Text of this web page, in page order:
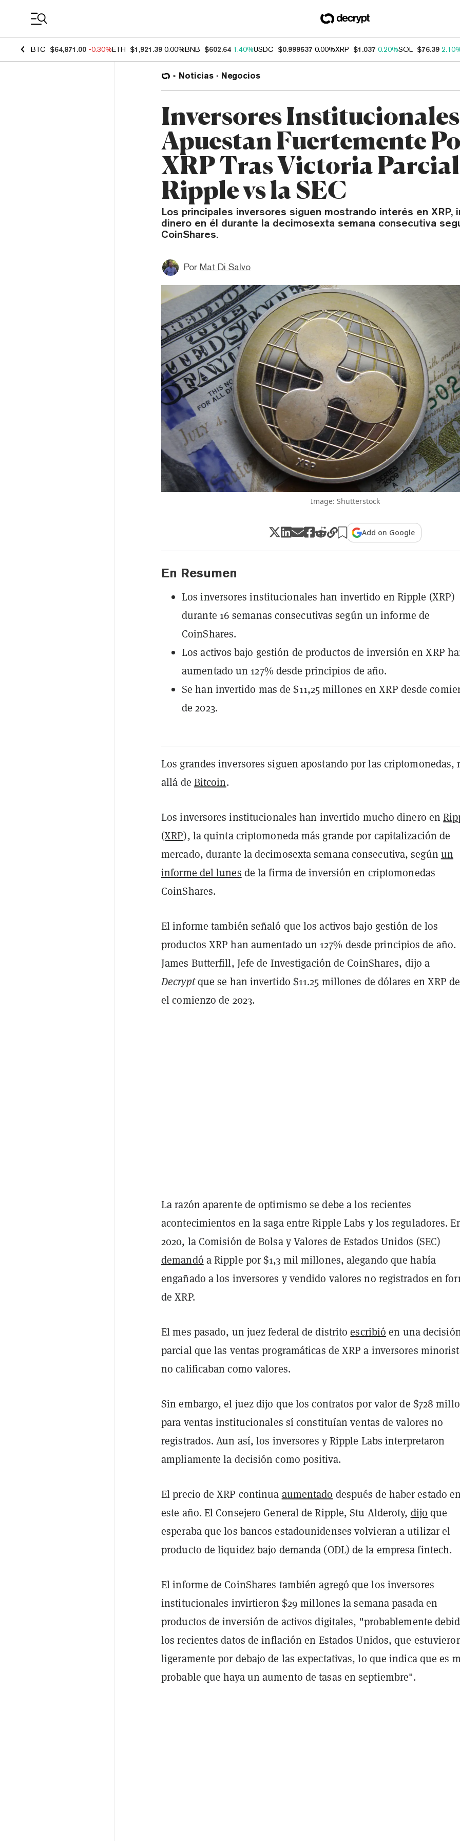
BTC $64,871.00 -0.30%ETH $1,921.39 0.00%BNB $602.64 1.40%USDC $0.999537 0.00%XRP $1.037 0.20%SOL $76.39
Noticias Negocios
Inversores Institucionales
Apuestan Fuertemente
XRP Tras Victoria
Ripple vs la SEC
Los principales inversores siguen mostrando interés en XRP,
dinero en él durante la decimosexta semana consecutiva
CoinShares.
Por Mat Di Salvo
Image: Shutterstock
Add on Google
En Resumen
Los inversores institucionales han invertido en Ripple (XRP)
durante 16 semanas consecutivas según un informe de
CoinShares.
Los activos bajo gestión de productos de inversión en XRP
aumentado un 127% desde principios de año.
Se han invertido mas de $11,25 millones en XRP desde
de 2023.
Los grandes inversores siguen apostando por las criptomonedas,
allá de Bitcoin.
Los inversores institucionales han invertido mucho dinero en
(XRP), la quinta criptomoneda más grande por capitalización de
mercado, durante la decimosexta semana consecutiva, según un
informe del lunes de la firma de inversión en criptomonedas
CoinShares.
El informe también señaló que los activos bajo gestión de los
productos XRP han aumentado un 127% desde principios de año.
James Butterfill, Jefe de Investigación de CoinShares, dijo a
Decryptque se han invertido $11.25 millones de dólares en XRP
el comienzo de 2023.
La razón aparente de optimismo se debe a los recientes
acontecimientos en la saga entre Ripple Labs y los reguladores.
2020, la Comisión deBolsa y Valores de Estados Unidos (SEC)
demandó a Ripple por $1,3 mil millones, alegando que había
engañado a los inversores y vendido valores no registrados en
de XRP.
El mes pasado, un juez federal de distritoescribió en una
parcial que las ventas programáticas de XRP a inversores
no calificaban como valores.
Sin embargo, el juez dijo que los contratos por valor de $728
para ventas institucionales sí constituían ventas de valores no
registrados. Aun así, los inversores y Ripple Labs interpretaron
ampliamente la decisión como positiva.
El precio de XRP continua aumentado después de haber estado
este año. El Consejero General de Ripple, Stu Alderoty, dijo que
esperaba que los bancos estadounidenses volvieran a utilizar el
producto de liquidez bajo demanda (ODL) de la empresa fintech.
El informe de CoinShares también agregó que los inversores
institucionales invirtieron $29 millones la semana pasada en
productos de inversión de activos digitales, "probablemente
los recientes datos de inflación en Estados Unidos, que
ligeramente por debajo de las expectativas, lo que indica que es
probable que haya un aumento de tasas en septiembre".